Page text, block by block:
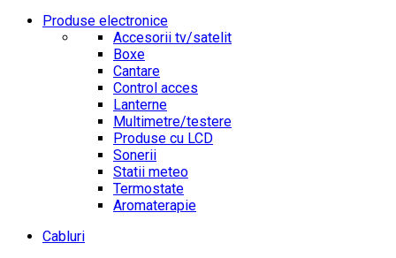
Produse electronice
Accesorii tv/satelit
Boxe
Cantare
Control acces
Lanterne
Multimetre/testere
Produse cu LCD
Sonerii
Statii meteo
Termostate
Aromaterapie
Cabluri